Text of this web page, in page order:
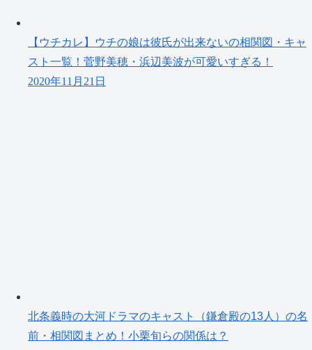
【ウチカレ】ウチの娘は彼氏が出来ないの相関図・キャ
スト一覧！菅野美穂・浜辺美波が可愛いすぎる！
2020年11月21日
北条義時の大河ドラマのキャスト（鎌倉殿の13人）の名
前・相関図まとめ！小栗旬らの関係は？